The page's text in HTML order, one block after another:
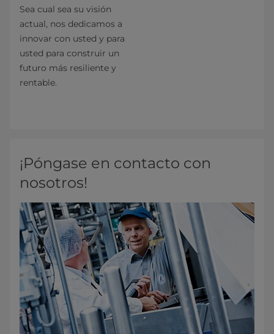
Sea cual sea su visión
actual, nos dedicamos a
innovar con usted y para
usted para construir un
futuro más resiliente y
rentable.
¡Póngase en contacto con
nosotros!